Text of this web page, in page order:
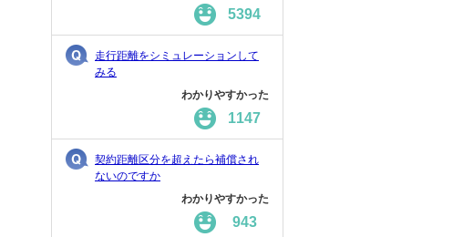
5394
走行距離をシミュレーションして
みる
わかりやすかった
1147
契約距離区分を超えたら補償され
ないのですか
わかりやすかった
943